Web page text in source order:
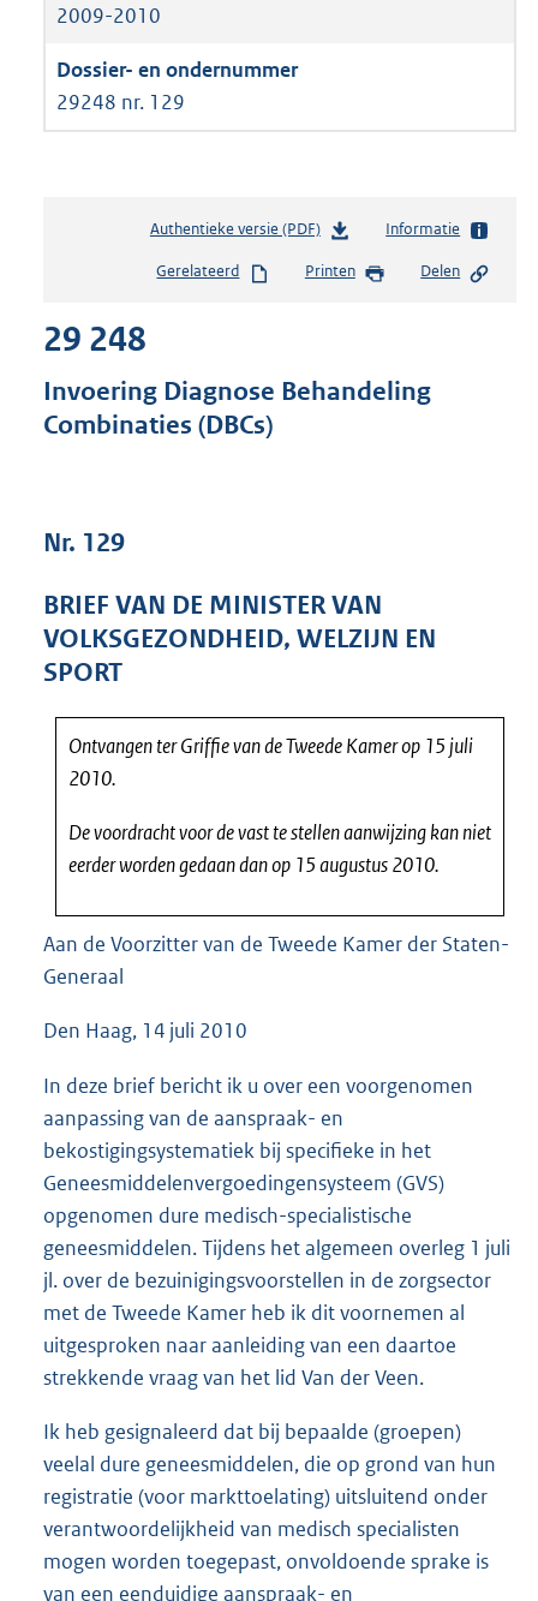
2009-2010
29248 nr. 129
Authentieke versie (PDF)b
s
s
:
5
Informatie
Gerelateerd Printen Delen
29 248
Invoering Diagnose Behandeling
Combinaties (DBCs)
Nr. 129
BRIEF VAN DE MINISTER VAN
VOLKSGEZONDHEID, WELZIJN EN
SPORT
Ontvangen ter Griffie van de Tweede Kamer op 15 juli
2010.
De voordracht voor de vast te stellen aanwijzing kan niet
eerder worden gedaan dan op 15 augustus 2010.
Aan de Voorzitter van de Tweede Kamer der Staten-
Generaal
Den Haag, 14 juli 2010
In deze brief bericht ik u over een voorgenomen
aanpassing van de aanspraak- en
bekostigingsystematiek bij specifieke in het
Geneesmiddelenvergoedingensysteem (GVS)
opgenomen dure medisch-specialistische
geneesmiddelen. Tijdens het algemeen overleg 1 juli
jl. over de bezuinigingsvoorstellen in de zorgsector
met de Tweede Kamer heb ik dit voornemen al
uitgesproken naar aanleiding van een daartoe
strekkende vraag van het lid Van der Veen.
Ik heb gesignaleerd dat bij bepaalde (groepen)
veelal dure geneesmiddelen, die op grond van hun
registratie (voor markttoelating) uitsluitend onder
verantwoordelijkheid van medisch specialisten
mogen worden toegepast, onvoldoende sprake is
van een eenduidige aanspraak- en